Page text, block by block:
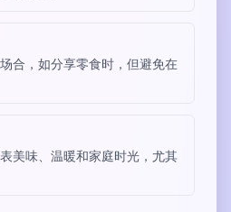
合，如分享零食时，但避免在
美味、温暖和家庭时光，尤其